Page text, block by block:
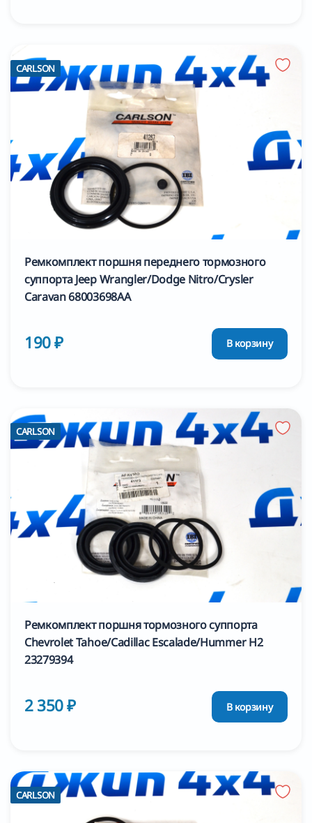
CARLSON
Ремкомплект поршня переднего тормозного
суппорта Jeep Wrangler/Dodge Nitro/Crysler
Caravan 68003698AA
190 ₽ В корзину
CARLSON
Ремкомплект поршня тормозного суппорта
Chevrolet Tahoe/Cadillac Escalade/Hummer H2
23279394
2 350 ₽ В корзину
CARLSON